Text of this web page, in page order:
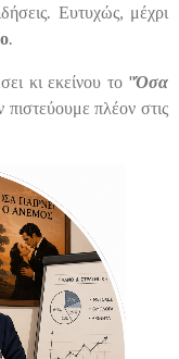
Ευτυχώς, μέχρι
.
κι εκείνου το "Όσα
πλέον στις